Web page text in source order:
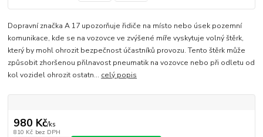
Dopravní značka A 17 upozorňuje řidiče na místo nebo úsek pozemní
komunikace, kde se na vozovce ve zvýšené míře vyskytuje volný štěrk,
který by mohl ohrozit bezpečnost účastníků provozu. Tento štěrk může
způsobit zhoršenou přilnavost pneumatik na vozovce nebo při odletu od
kol vozidel ohrozit ostatn... celý popis
980 Kč/ks
810 Kč bez DPH